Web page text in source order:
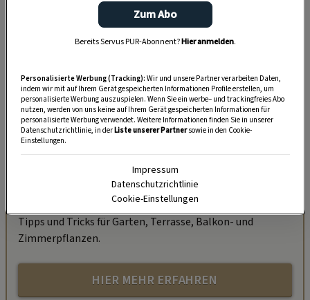
„Servus Garten“ auf WhatsApp
Nutzen Sie WhatsApp auf Ihrem Handy und lieben es, auf
dem Balkon, der Terrasse oder im Garten zu werkeln? In
unserem kostenlosen WhatsApp-Kanal finden Sie täglich
Tipps und Tricks für Garten, Terrasse, Balkon- und
Zimmerpflanzen.
HIER MEHR ERFAHREN
Zum Abo
Bereits Servus PUR-Abonnent?Hier anmelden.
Personalisierte Werbung (Tracking): Wir und unsere Partner verarbeiten Daten,
indem wir mit auf Ihrem Gerät gespeicherten Informationen Profile erstellen, um
personalisierte Werbung auszuspielen. Wenn Sie ein werbe– und trackingfreies Abo
nutzen, werden von uns keine auf Ihrem Gerät gespeicherten Informationen für
personalisierte Werbung verwendet. Weitere Informationen finden Sie in unserer
Datenschutzrichtlinie, in derListe unserer Partnersowie in den Cookie-
Einstellungen.
Impressum
Datenschutzrichtlinie
Cookie-Einstellungen